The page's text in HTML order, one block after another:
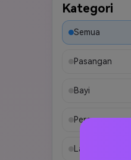
Kategori
Semua
Pasangan
Bayi
Perempuan
Laki-laki